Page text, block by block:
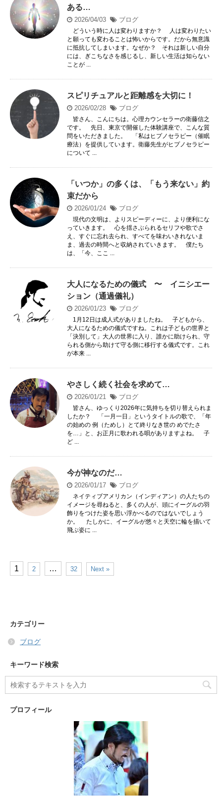
ある…
2026/04/03 ブログ
どういう時に人は変わりますか？ 人は変わりたい
と願っても変わることは怖いからです。だから無意識
に抵抗してしまいます。なぜか？ それは新しい自分
には、ぎこちなさを感じるし、新しい生活は知らない
ことが ...
スピリチュアルと距離感を大切に！
2026/02/28 ブログ
皆さん、こんにちは。心理カウンセラーの衛藤信之
です。 先日、東京で開催した体験講座で、こんな質
問をいただきました。 「私はヒプノセラピー（催眠
療法）を提供しています。衛藤先生がヒプノセラピー
について ...
「いつか」の多くは、「もう来ない」約
束だから
2026/01/24 ブログ
現代の文明は、よりスピーディーに、より便利にな
っていきます。 心を揺さぶられるセリフや歌でさ
え、すぐに忘れ去られ、すべてを味わいきれないま
ま、過去の時間へと収納されていきます。 僕たち
は、「今、ここ ...
大人になるための儀式 〜 イニシエー
ション（通過儀礼）
2026/01/23 ブログ
1月12日は成人式がありましたね。 子どもから、
大人になるための儀式ですね。これは子どもの世界と
「決別して」大人の世界に入り、誰かに助けられ、守
られる側から助けて守る側に移行する儀式です。これ
が本来 ...
やさしく続く社会を求めて…
2026/01/21 ブログ
皆さん、ゆっくり2026年に気持ちを切り替えられま
したか？ 「一月一日」というタイトルの歌で、「年
の始めの 例（ためし）とて終りなき世の めでたさ
を…」と、お正月に歌われる唄がありますよね。 子
ど ...
今が神なのだ…
2026/01/17 ブログ
ネイティブアメリカン（インディアン）の人たちの
イメージを尋ねると、多くの人が、頭にイーグルの羽
飾りをつけた姿を思い浮かべるのではないでしょう
か。 たしかに、イーグルが悠々と天空に輪を描いて
飛ぶ姿に ...
1 2 … 32 Next »
カテゴリー
ブログ
キーワード検索
プロフィール